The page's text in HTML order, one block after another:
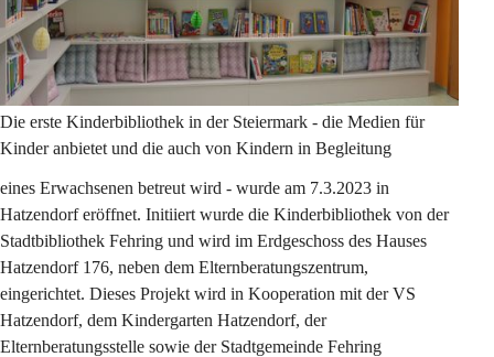
Die erste Kinderbibliothek in der Steiermark - die Medien für
Kinder anbietet und die auch von Kindern in Begleitung
eines Erwachsenen betreut wird - wurde am 7.3.2023 in
Hatzendorf eröffnet. Initiiert wurde die Kinderbibliothek von der
Stadtbibliothek Fehring und wird im Erdgeschoss des Hauses
Hatzendorf 176, neben dem Elternberatungszentrum,
eingerichtet. Dieses Projekt wird in Kooperation mit der VS
Hatzendorf, dem Kindergarten Hatzendorf, der
Elternberatungsstelle sowie der Stadtgemeinde Fehring